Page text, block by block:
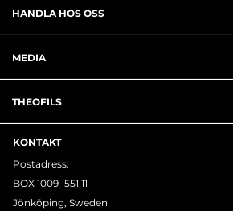
HANDLA HOS OSS
MEDIA
THEOFILS
KONTAKT
Postadress:
BOX 1009 551 11
Jönköping, Sweden